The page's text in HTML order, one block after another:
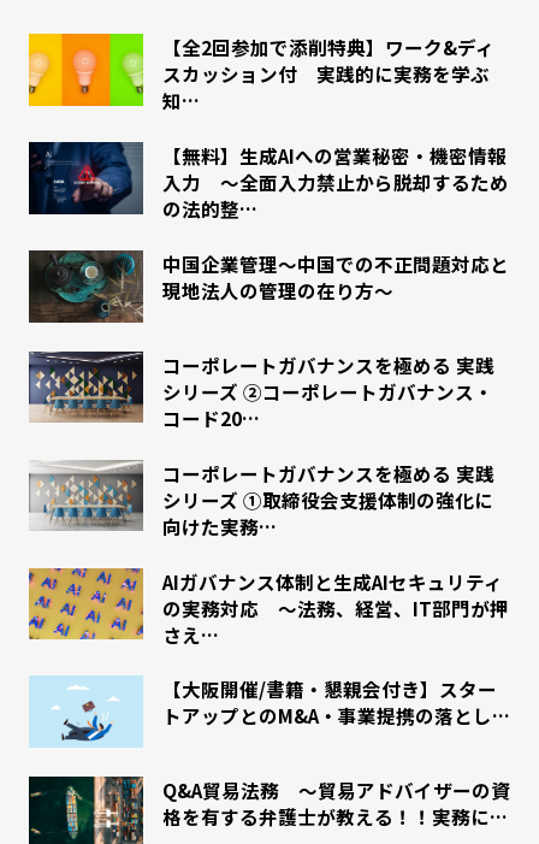
【全2回参加で添削特典】ワーク&ディ
スカッション付 実践的に実務を学ぶ
知…
【無料】生成AIへの営業秘密・機密情報
入力 ～全面入力禁止から脱却するため
の法的整…
中国企業管理～中国での不正問題対応と
現地法人の管理の在り方～
コーポレートガバナンスを極める 実践
シリーズ ②コーポレートガバナンス・
コード20…
コーポレートガバナンスを極める 実践
シリーズ ①取締役会支援体制の強化に
向けた実務…
AIガバナンス体制と生成AIセキュリティ
の実務対応 〜法務、経営、IT部門が押
さえ…
【大阪開催/書籍・懇親会付き】スター
トアップとのM&A・事業提携の落とし…
Q&A貿易法務 ～貿易アドバイザーの資
格を有する弁護士が教える！！実務に…